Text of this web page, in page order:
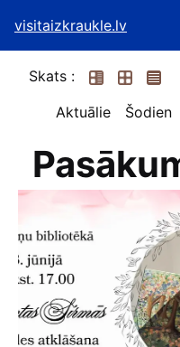
visitaizkraukle.lv
Skats :
Aktuālie
Šodien